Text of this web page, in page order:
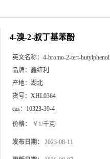
4-溴-2-叔丁基苯酚
英文名称： 4-bromo-2-tert-butylphenol
品牌： 鑫红利
产地： 湖北
货号： XHL0364
cas： 10323-39-4
价格： ￥1/千克
发布日期： 2023-08-11